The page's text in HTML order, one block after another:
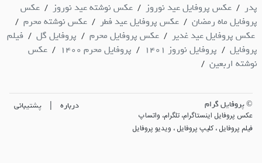
پدر / عکس پروفایل عید نوروز / عکس نوشته عید نوروز / عکس
پروفایل ماه رمضان / عکس پروفایل عید فطر / عکس نوشته محرم /
عکس پروفایل عید غدیر / عکس پروفایل محرم / پروفایل گل / فیلم
پروفایل / پروفایل نوروز 1401 / پروفایل محرم 1400 / عکس
نوشته اربعین /
© پروفایل گرام درباره | پشتیبانی
عکس پروفایل اینستاگرام، تلگرام، واتساپ
فیلم پروفایل ، کلیپ پروفایل ، ویدیو پروفایل